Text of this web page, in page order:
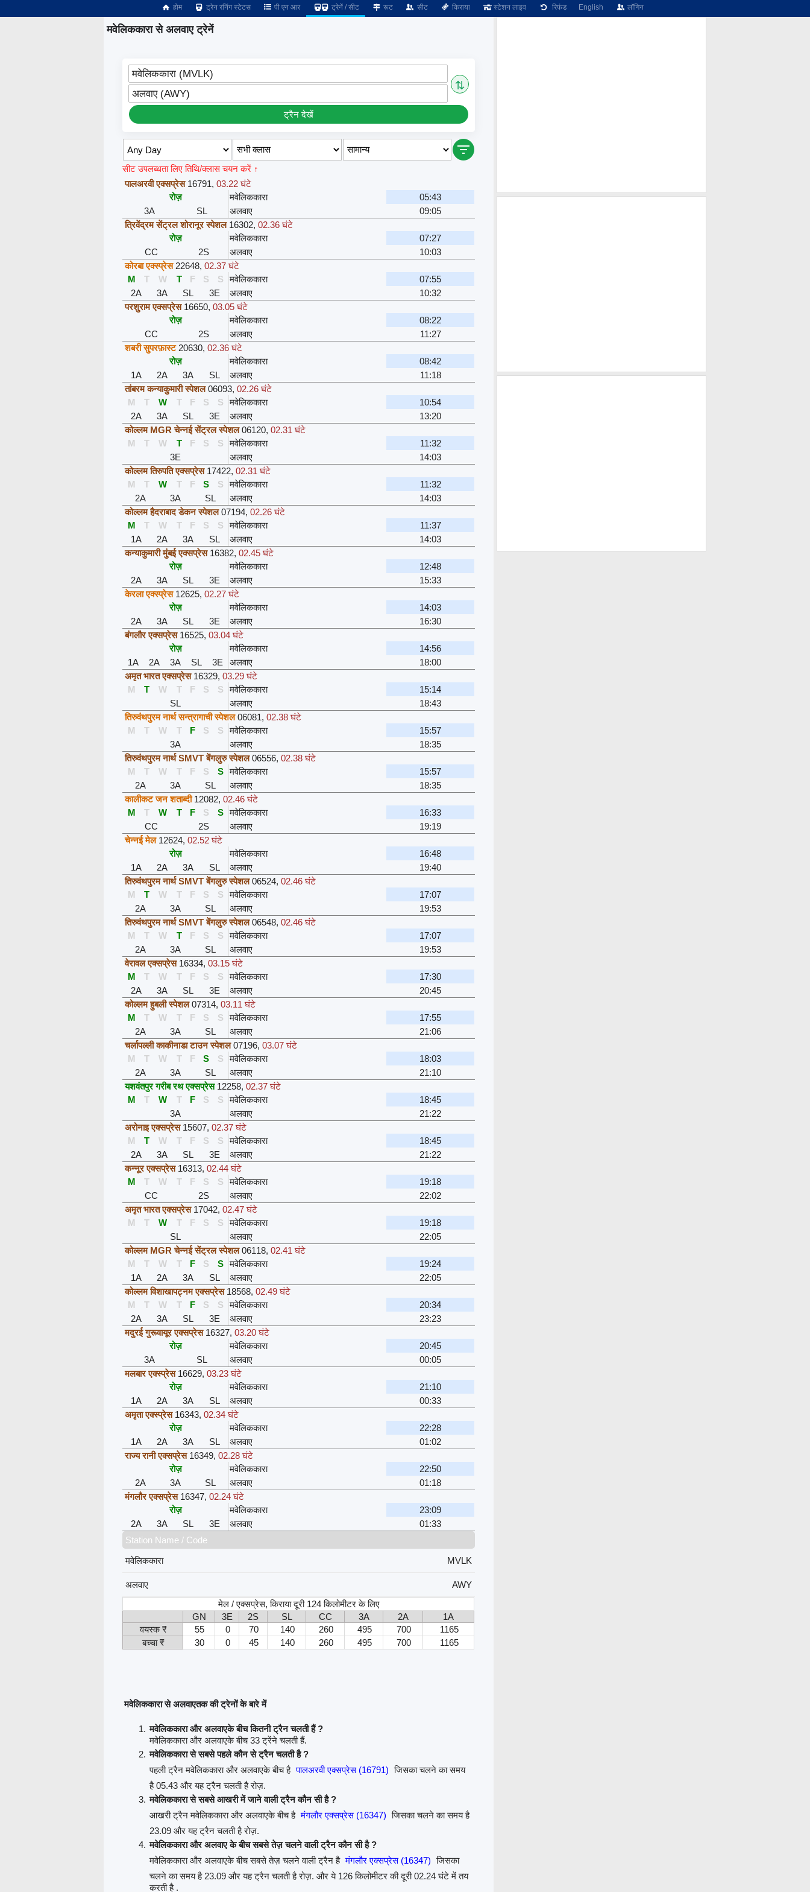
होम ट्रेन रनिंग स्टेटस पी एन आर ट्रेनें / सीट रूट सीट किराया स्टेशन लाइव रिफंड English लॉगिन
मवेलिककारा से अलवाए ट्रेनें
मवेलिककारा (MVLK)
⇅
अलवाए (AWY)
ट्रैन देखें
सीट उपलब्धता लिए तिथि/क्लास चयन करें ↑
पालअरवी एक्सप्रेस 16791,03.22 घंटे
रोज़
मवेलिककारा
05:43
3A
SL अलवाए
09:05
त्रिवेंद्रम सेंट्रल शोरानूर स्पेशल 16302,02.36 घंटे
रोज़
मवेलिककारा
07:27
CC
2S अलवाए
10:03
कोरबा एक्स्प्रेस 22648,02.37 घंटे
M
T W T F S S मवेलिककारा
07:55
2A
3A SL 3E अलवाए
10:32
परशुराम एक्सप्रेस 16650,03.05 घंटे
रोज़
मवेलिककारा
08:22
CC
2S अलवाए
11:27
शबरी सुपरफ़ास्ट 20630,02.36 घंटे
रोज़
मवेलिककारा
08:42
1A
2A 3A SL अलवाए
11:18
तांबरम कन्याकुमारी स्पेशल 06093,02.26 घंटे
M
T W T F S S मवेलिककारा
10:54
2A
3A SL 3E अलवाए
13:20
कोल्लम MGR चेन्नई सेंट्रल स्पेशल 06120,02.31 घंटे
M
T W T F S S मवेलिककारा
11:32
3E
अलवाए
14:03
कोल्लम तिरुपति एक्सप्रेस 17422,02.31 घंटे
M
T W T F S S मवेलिककारा
11:32
2A
3A SL अलवाए
14:03
कोल्लम हैदराबाद डेकन स्पेशल 07194,02.26 घंटे
M
T W T F S S मवेलिककारा
11:37
1A
2A 3A SL अलवाए
14:03
कन्याकुमारी मुंबई एक्सप्रेस 16382,02.45 घंटे
रोज़
मवेलिककारा
12:48
2A
3A SL 3E अलवाए
15:33
केरला एक्स्प्रेस 12625,02.27 घंटे
रोज़
मवेलिककारा
14:03
2A
3A SL 3E अलवाए
16:30
बंगलौर एक्सप्रेस 16525,03.04 घंटे
रोज़
मवेलिककारा
14:56
1A
2A 3A SL 3E अलवाए
18:00
अमृत भारत एक्सप्रेस 16329,03.29 घंटे
M
T W T F S S मवेलिककारा
15:14
SL
अलवाए
18:43
तिरुवंथपुरम नार्थ सन्त्रागाची स्पेशल 06081,02.38 घंटे
M
T W T F S S मवेलिककारा
15:57
3A
अलवाए
18:35
तिरुवंथपुरम नार्थ SMVT बेंगलुरु स्पेशल 06556,02.38 घंटे
M
T W T F S S मवेलिककारा
15:57
2A
3A SL अलवाए
18:35
कालीकट जन शताब्दी 12082,02.46 घंटे
M
T W T F S S मवेलिककारा
16:33
CC
2S अलवाए
19:19
चेन्नई मेल 12624,02.52 घंटे
रोज़
मवेलिककारा
16:48
1A
2A 3A SL अलवाए
19:40
तिरुवंथपुरम नार्थ SMVT बेंगलुरु स्पेशल 06524,02.46 घंटे
M
T W T F S S मवेलिककारा
17:07
2A
3A SL अलवाए
19:53
तिरुवंथपुरम नार्थ SMVT बेंगलुरु स्पेशल 06548,02.46 घंटे
M
T W T F S S मवेलिककारा
17:07
2A
3A SL अलवाए
19:53
वेरावल एक्सप्रेस 16334,03.15 घंटे
M
T W T F S S मवेलिककारा
17:30
2A
3A SL 3E अलवाए
20:45
कोल्लम हुबली स्पेशल 07314,03.11 घंटे
M
T W T F S S मवेलिककारा
17:55
2A
3A SL अलवाए
21:06
चर्लापल्ली काकीनाडा टाउन स्पेशल 07196,03.07 घंटे
M
T W T F S S मवेलिककारा
18:03
2A
3A SL अलवाए
21:10
यशवंतपुर गरीब रथ एक्सप्रेस 12258,02.37 घंटे
M
T W T F S S मवेलिककारा
18:45
3A
अलवाए
21:22
अरोनाइ एक्सप्रेस 15607,02.37 घंटे
M
T W T F S S मवेलिककारा
18:45
2A
3A SL 3E अलवाए
21:22
कन्नूर एक्सप्रेस 16313,02.44 घंटे
M
T W T F S S मवेलिककारा
19:18
CC
2S अलवाए
22:02
अमृत भारत एक्सप्रेस 17042,02.47 घंटे
M
T W T F S S मवेलिककारा
19:18
SL
अलवाए
22:05
कोल्लम MGR चेन्नई सेंट्रल स्पेशल 06118,02.41 घंटे
M
T W T F S S मवेलिककारा
19:24
1A
2A 3A SL अलवाए
22:05
कोल्लम विशाखापट्नम एक्सप्रेस 18568,02.49 घंटे
M
T W T F S S मवेलिककारा
20:34
2A
3A SL 3E अलवाए
23:23
मदुरई गुरूवायूर एक्सप्रेस 16327,03.20 घंटे
रोज़
मवेलिककारा
20:45
3A
SL अलवाए
00:05
मलबार एक्स्प्रेस 16629,03.23 घंटे
रोज़
मवेलिककारा
21:10
1A
2A 3A SL अलवाए
00:33
अमृता एक्स्प्रेस 16343,02.34 घंटे
रोज़
मवेलिककारा
22:28
1A
2A 3A SL अलवाए
01:02
राज्य रानी एक्सप्रेस 16349,02.28 घंटे
रोज़
मवेलिककारा
22:50
2A
3A SL अलवाए
01:18
मंगलौर एक्सप्रेस 16347,02.24 घंटे
रोज़
मवेलिककारा
23:09
2A
3A SL 3E अलवाए
01:33
Station Name / Code
मवेलिककारा
MVLK
अलवाए
AWY
मेल / एक्सप्रेस, किराया दूरी 124 किलोमीटर के लिए
GN
3E 2S SL CC 3A 2A
1A
वयस्क ₹
55 0 70 140 260 495 700
1165
बच्चा ₹
30 0 45 140 260 495 700 1165
मवेलिककारा से अलवाएतक की ट्रेनों के बारे में
मवेलिककारा और अलवाएके बीच कितनी ट्रैन चलती हैं ?
मवेलिककारा और अलवाएके बीच 33 ट्रेंने चलती हैं.
मवेलिककारा से सबसे पहले कौन से ट्रैन चलती है ?
पहली ट्रैन मवेलिककारा और अलवाएके बीच है पालअरवी एक्सप्रेस (16791) जिसका चलने का समय
है 05.43 और यह ट्रैन चलती है रोज़.
मवेलिककारा से सबसे आखरी में जाने वाली ट्रैन कौन सी है ?
आखरी ट्रैन मवेलिककारा और अलवाएके बीच है मंगलौर एक्सप्रेस (16347) जिसका चलने का समय है
23.09 और यह ट्रैन चलती है रोज़.
मवेलिककारा और अलवाए के बीच सबसे तेज़ चलने वाली ट्रैन कौन सी है ?
मवेलिककारा और अलवाएके बीच सबसे तेज़ चलने वाली ट्रैन है मंगलौर एक्सप्रेस (16347) जिसका
चलने का समय है 23.09 और यह ट्रैन चलती है रोज़. और ये 126 किलोमीटर की दूरी 02.24 घंटे में तय
करती है .